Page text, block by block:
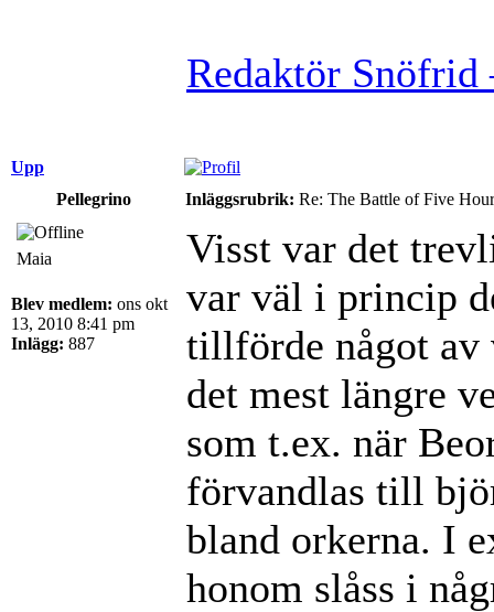
Redaktör
Upp
Pellegrino
Inläggsrubrik: Re: The Battle of Five
Maia
Blev medlem: ons okt
13, 2010 8:41 pm
Inlägg: 887
Visst var det
var väl i princip
tillförde något av
det mest längre
som t.ex. när
förvandlas till
bland orkerna. I
honom slåss i